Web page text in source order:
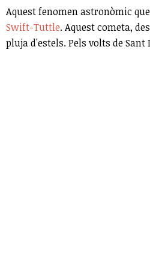
Aquest fenomen astronòmic
Swift-Tuttle. Aquest cometa,
pluja d'estels. Pels volts de